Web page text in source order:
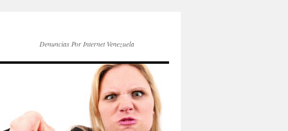
Denuncias Por Internet Venezuela